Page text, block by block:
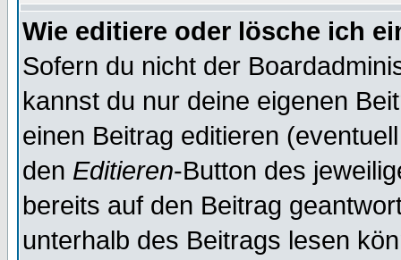
Wie editiere oder lösche ich
Sofern du nicht der
kannst du nur deine eigenen
einen Beitrag editieren
den Editieren-Button des
bereits auf den Beitrag
unterhalb des Beitrags lesen